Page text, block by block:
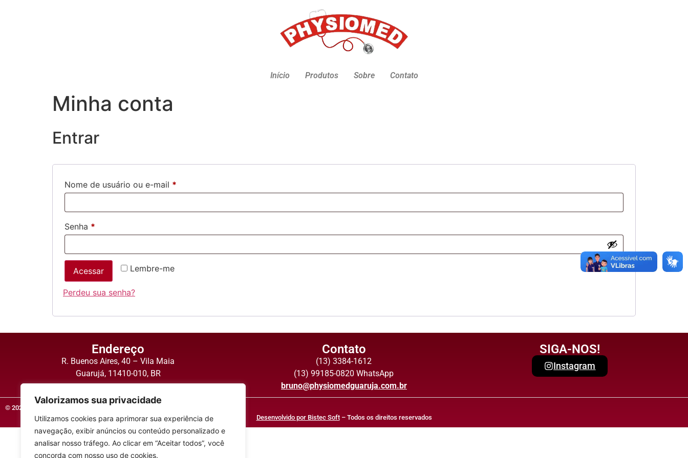
Valorizamos sua privacidade
Utilizamos cookies para aprimorar sua experiência de
navegação, exibir anúncios ou conteúdo personalizado e
analisar nosso tráfego. Ao clicar em “Aceitar todos”, você
concorda com nosso uso de cookies.
Início Produtos Sobre Contato
Minha conta
Entrar
Nome de usuário ou e-mail *
Senha *
Lembre-me
Acessar
Perdeu sua senha?
Endereço
R. Buenos Aires, 40 – Vila Maia
Guarujá, 11410-010, BR
Contato
(13) 3384-1612
(13) 99185-0820 WhatsApp
bruno@physiomedguaruja.com.br
SIGA-NOS!
Instagram
© 2023 – 2026 Physiomed Guarujá – Produtos médicos e hospitalares
Desenvolvido por Bistec Soft– Todos os direitos reservados